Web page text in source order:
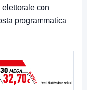
con
programmatica